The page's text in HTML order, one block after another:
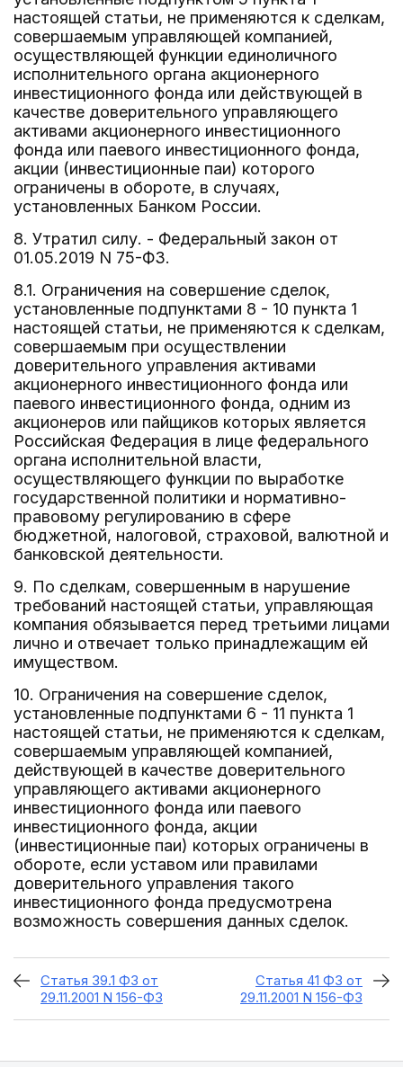
настоящей статьи, не применяются к сделкам,
совершаемым управляющей компанией,
осуществляющей функции единоличного
исполнительного органа акционерного
инвестиционного фонда или действующей в
качестве доверительного управляющего
активами акционерного инвестиционного
фонда или паевого инвестиционного фонда,
акции (инвестиционные паи) которого
ограничены в обороте, в случаях,
установленных Банком России.
8. Утратил силу. - Федеральный закон от
01.05.2019 N 75-ФЗ.
8.1. Ограничения на совершение сделок,
установленные подпунктами 8 - 10 пункта 1
настоящей статьи, не применяются к сделкам,
совершаемым при осуществлении
доверительного управления активами
акционерного инвестиционного фонда или
паевого инвестиционного фонда, одним из
акционеров или пайщиков которых является
Российская Федерация в лице федерального
органа исполнительной власти,
осуществляющего функции по выработке
государственной политики и нормативно-
правовому регулированию в сфере
бюджетной, налоговой, страховой, валютной и
банковской деятельности.
9. По сделкам, совершенным в нарушение
требований настоящей статьи, управляющая
компания обязывается перед третьими лицами
лично и отвечает только принадлежащим ей
имуществом.
10. Ограничения на совершение сделок,
установленные подпунктами 6 - 11 пункта 1
настоящей статьи, не применяются к сделкам,
совершаемым управляющей компанией,
действующей в качестве доверительного
управляющего активами акционерного
инвестиционного фонда или паевого
инвестиционного фонда, акции
(инвестиционные паи) которых ограничены в
обороте, если уставом или правилами
доверительного управления такого
инвестиционного фонда предусмотрена
возможность совершения данных сделок.
Статья 39.1 ФЗ от
29.11.2001 N 156-ФЗ
Статья 41 ФЗ от
29.11.2001 N 156-ФЗ